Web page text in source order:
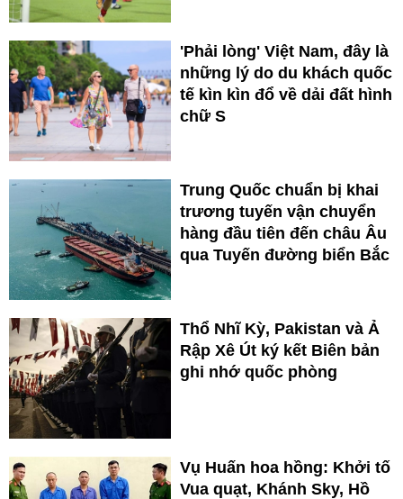
'Phải lòng' Việt Nam, đây là
những lý do du khách quốc
tế kìn kìn đổ về dải đất hình
chữ S
Trung Quốc chuẩn bị khai
trương tuyến vận chuyển
hàng đầu tiên đến châu Âu
qua Tuyến đường biển Bắc
Thổ Nhĩ Kỳ, Pakistan và Ả
Rập Xê Út ký kết Biên bản
ghi nhớ quốc phòng
Vụ Huấn hoa hồng: Khởi tố
Vua quạt, Khánh Sky, Hồ